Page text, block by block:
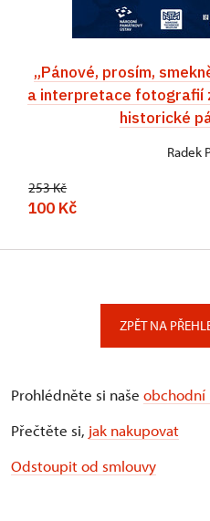
„Pánové, prosím,
a interpretace fotografií
historické
Radek
253 Kč
100 Kč
ZPĚT NA
Prohlédněte si naše obchodní
Přečtěte si, jak nakupovat
Odstoupit od smlouvy